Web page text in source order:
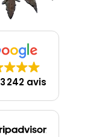
3 242 avis